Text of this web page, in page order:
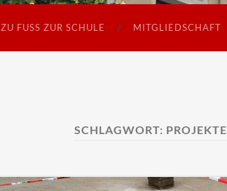
ZU FUSS ZUR SCHULE MITGLIEDSCHAFT
SCHLAGWORT: PROJEKTE